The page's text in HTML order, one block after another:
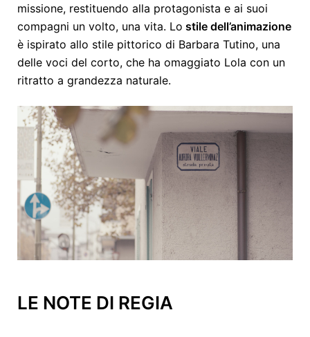
missione, restituendo alla protagonista e ai suoi
compagni un volto, una vita. Lo stile dell’animazione
è ispirato allo stile pittorico di Barbara Tutino, una
delle voci del corto, che ha omaggiato Lola con un
ritratto a grandezza naturale.
LE NOTE DI REGIA